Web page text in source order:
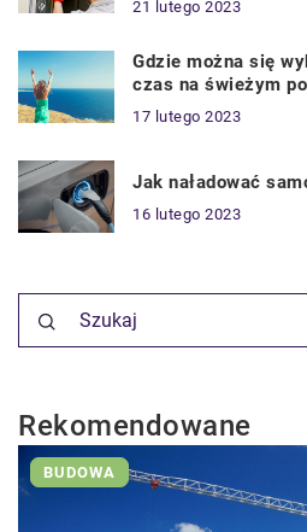
21 lutego 2023
Gdzie można się
czas na świeżym
17 lutego 2023
Jak naładować
16 lutego 2023
Rekomendowane
BUDOWA